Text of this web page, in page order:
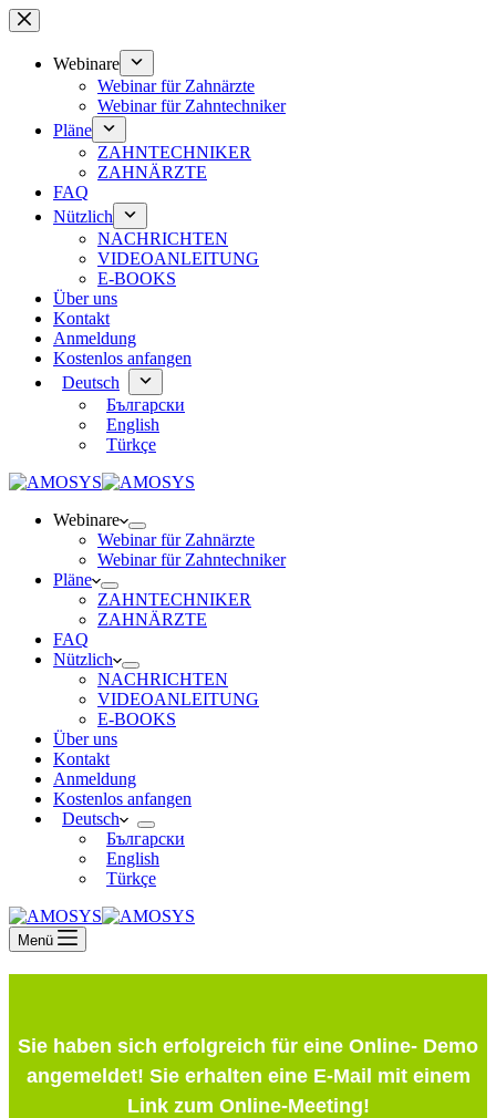
Zum
Inhalt
springenWebinare
Webinar für Zahnärzte
Webinar für Zahntechniker
Pläne
ZAHNTECHNIKER
ZAHNÄRZTE
FAQ
Nützlich
NACHRICHTEN
VIDEOANLEITUNG
E-BOOKS
Über uns
Kontakt
Anmeldung
Kostenlos anfangen
Deutsch
Български
English
Türkçe
Webinare
Webinar für Zahnärzte
Webinar für Zahntechniker
Pläne
ZAHNTECHNIKER
ZAHNÄRZTE
FAQ
Nützlich
NACHRICHTEN
VIDEOANLEITUNG
E-BOOKS
Über uns
Kontakt
Anmeldung
Kostenlos anfangen
Deutsch
Български
English
Türkçe
Menü
Sie haben sich erfolgreich für eine Online- Demo
angemeldet! Sie erhalten eine E-Mail mit einem
Link zum Online-Meeting!